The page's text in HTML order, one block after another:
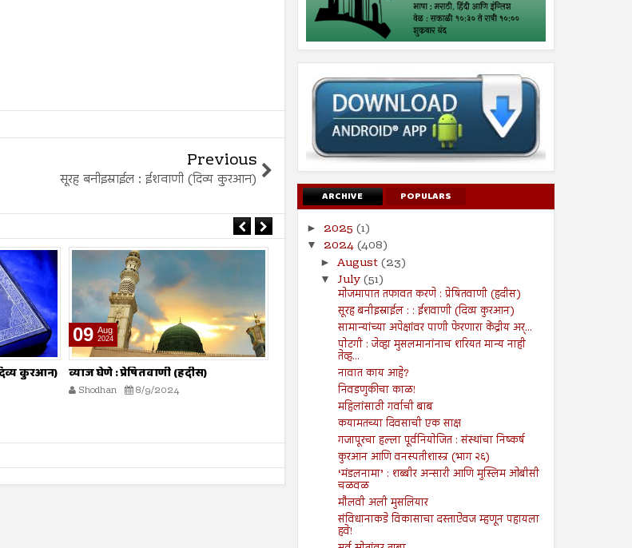
Previous
सूरह बनीइस्राईल : ईशवाणी (दिव्य कुरआन)
26 Jul
2024
मोजमापात तफावत करणे : प्रेषितवाणी
(हदीस)
सूरह बनीइस्राईल : : ईशवाणी (दिव्य
7/26/2024
19 Jul
2024
ARCHIVE POPULARS
► 2025 (1)
▼ 2024(408)
► August(23)
▼ July(51)
मोजमापात तफावत करणे : प्रेषितवाणी (हदीस)
सूरह बनीइस्राईल : : ईशवाणी (दिव्य कुरआन)
सामान्यांच्या अपेक्षांवर पाणी फेरणारा केंद्रीय अर्...
पोटगी : जेव्हा मुसलमानांनाच शरियत मान्य नाही
तेव्ह...
नावात काय आहे?
निवडणुकीचा काळ!
महिलांसाठी गर्वाची बाब
कयामतच्या दिवसाची एक साक्ष
गजापूरचा हल्ला पूर्वनियोजित : संस्थांचा निष्कर्ष
कुरआन आणि वनस्पतीशास्त्र (भाग २६)
‘मंडलनामा’ : शब्बीर अन्सारी आणि मुस्लिम ओबीसी
चळवळ
मौलवी अली मुसलियार
संविधानाकडे विकासाचा दस्ताऐवज म्हणून पहायला
हवे!